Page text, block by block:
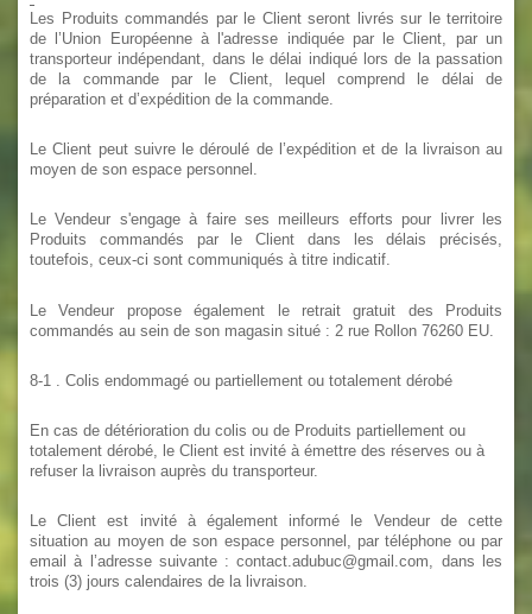
Les Produits commandés par le Client seront livrés sur le territoire
de l’Union Européenne à l'adresse indiquée par le Client, par un
transporteur indépendant, dans le délai indiqué lors de la passation
de la commande par le Client, lequel comprend le délai de
préparation et d’expédition de la commande.
Le Client peut suivre le déroulé de l’expédition et de la livraison au
moyen de son espace personnel.
Le Vendeur s'engage à faire ses meilleurs efforts pour livrer les
Produits commandés par le Client dans les délais précisés,
toutefois, ceux-ci sont communiqués à titre indicatif.
Le Vendeur propose également le retrait gratuit des Produits
commandés au sein de son magasin situé : 2 rue Rollon 76260 EU.
8-1 . Colis endommagé ou partiellement ou totalement dérobé
En cas de détérioration du colis ou de Produits partiellement ou
totalement dérobé, le Client est invité à émettre des réserves ou à
refuser la livraison auprès du transporteur.
Le Client est invité à également informé le Vendeur de cette
situation au moyen de son espace personnel, par téléphone ou par
email à l’adresse suivante : contact.adubuc@gmail.com, dans les
trois (3) jours calendaires de la livraison.